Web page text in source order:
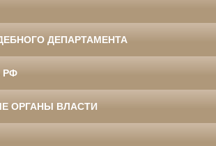
ДЕПАРТАМЕНТА
РФ
ОРГАНЫ ВЛАСТИ